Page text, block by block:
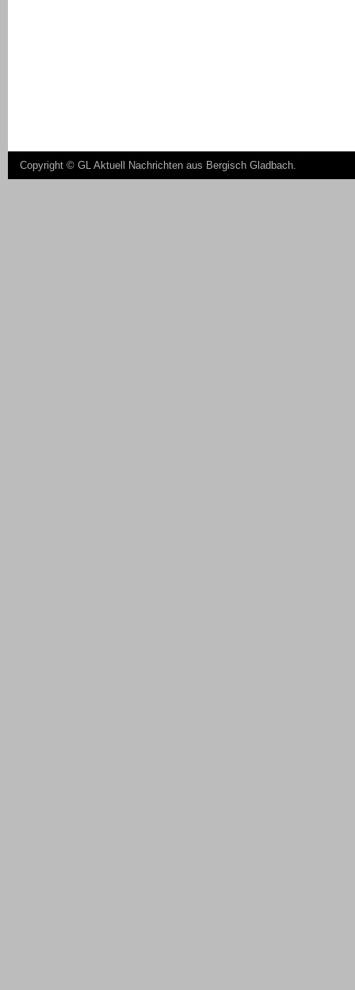
Copyright © GL Aktuell Nachrichten aus Bergisch Gladbach.